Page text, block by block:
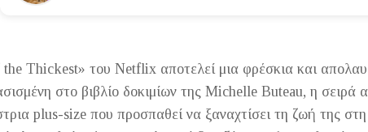
Thickest» του Netflix αποτελεί μια φρέσκια και
στο βιβλίο δοκιμίων της Michelle Buteau, η σειρά
plus-size που προσπαθεί να ξαναχτίσει τη ζωή της